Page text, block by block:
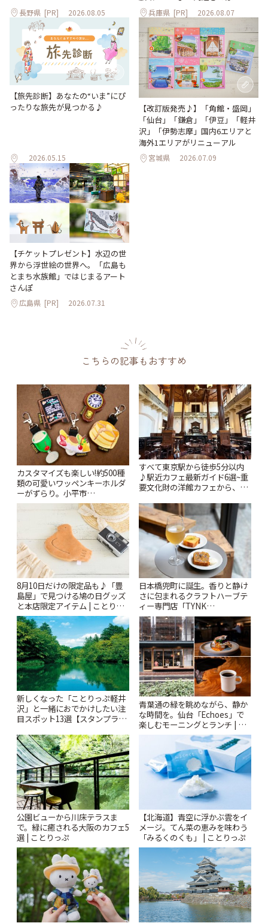
長野県 [PR] 2026.08.05 兵庫県 [PR] 2026.08.07
【旅先診断】あなたの“いま”にぴ
ったりな旅先が見つかる♪
2026.05.15
【改訂版発売♪】「角館・盛岡」
「仙台」「鎌倉」「伊豆」「軽井
沢」「伊勢志摩」国内6エリアと
海外1エリアがリニューアル
宮城県 2026.07.09
【チケットプレゼント】水辺の世
界から浮世絵の世界へ。「広島も
とまち水族館」ではじまるアート
さんぽ
広島県 [PR] 2026.07.31
こちらの記事もおすすめ
カスタマイズも楽しい!約500種
類の可愛いワッペンキーホルダ
ーがずらり。小平市
「Kimamaya T&K」 | ことりっ
すべて東京駅から徒歩5分以内
♪駅近カフェ最新ガイド6選~重
要文化財の洋館カフェから、改
りっぷ
8月10日だけの限定品も♪「豊
島屋」で見つける鳩の日グッズ
と本店限定アイテム | ことりっ
ぷ
日本橋兜町に誕生。香りと静け
さに包まれるクラフトハーブテ
ィー専門店「TYNK
Kabutocho」 | ことりっぷ
新しくなった「ことりっぷ軽井
沢」と一緒におでかけしたい注
目スポット13選【スタンプラリ
青葉通の緑を眺めながら、静か
な時間を。仙台「Echoes」で
楽しむモーニングとランチ | こ
公園ビューから川床テラスま
で。緑に癒される大阪のカフェ5
選 | ことりっぷ
【北海道】青空に浮かぶ雲をイ
メージ。てん菜の恵みを味わう
「みるくのくも」 | ことりっぷ